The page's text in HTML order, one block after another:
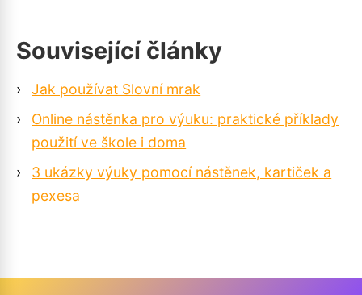
Související články
›
Jak používat Slovní mrak
›
Online nástěnka pro výuku: praktické příklady
použití ve škole i doma
›
3 ukázky výuky pomocí nástěnek, kartiček a
pexesa